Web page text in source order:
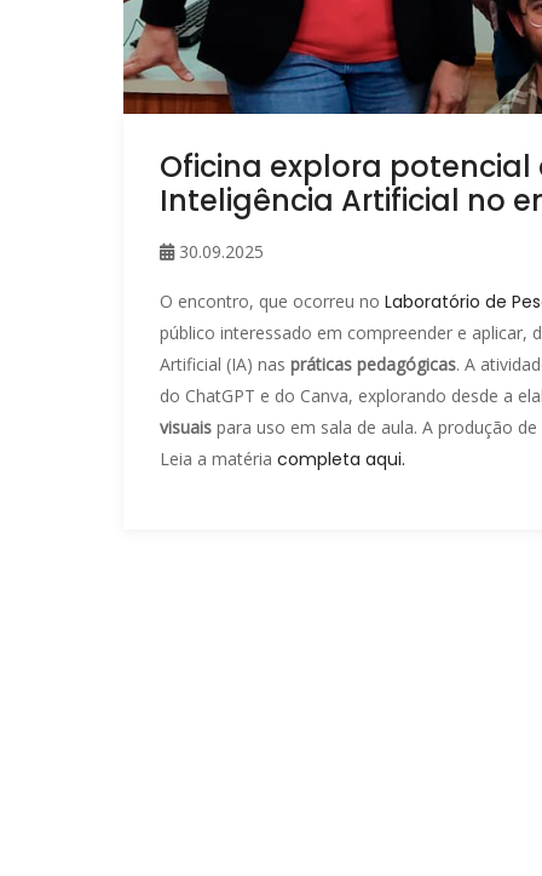
Oficina explora
Inteligência Artificial no
30.09.2025
O encontro, que ocorreu no Laboratório de
público interessado em compreender e aplicar,
Artificial (IA) nas práticas pedagógicas. A
do ChatGPT e do Canva, explorando desde a
visuais para uso em sala de aula. A produção
Leia a matéria completa aqui.